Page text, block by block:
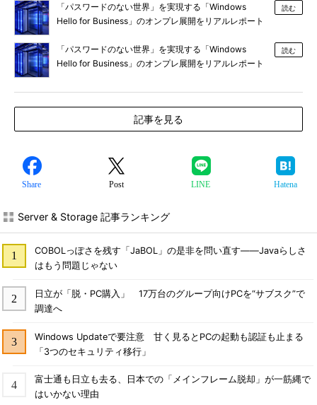
「パスワードのない世界」を実現する「Windows
Hello for Business」のオンプレ展開をリアルレポート
読む
「パスワードのない世界」を実現する「Windows
Hello for Business」のオンプレ展開をリアルレポート
読む
記事を見る
Share Post LINE Hatena
Server & Storage 記事ランキング
COBOLっぽさを残す「JaBOL」の是非を問い直す――Javaらしさ
はもう問題じゃない
日立が「脱・PC購入」 17万台のグループ向けPCを“サブスク”で
調達へ
Windows Updateで要注意 甘く見るとPCの起動も認証も止まる
「3つのセキュリティ移行」
富士通も日立も去る、日本での「メインフレーム脱却」が一筋縄で
はいかない理由